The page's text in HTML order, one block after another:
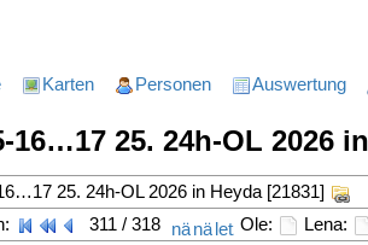
Karten Personen Auswertung
16…17 25. 24h-OL 2026
25. 24h-OL 2026 in Heyda [21831]
311 / 318 Ole: Lena: